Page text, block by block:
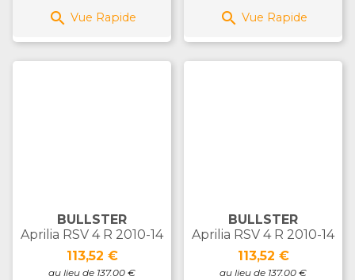
 Vue Rapide  Vue Rapide
BULLSTER
Aprilia RSV 4 R 2010-14
Prix
113,52 €
au lieu de 137.00 €
BULLSTER
Aprilia RSV 4 R 2010-14
Prix
113,52 €
au lieu de 137.00 €